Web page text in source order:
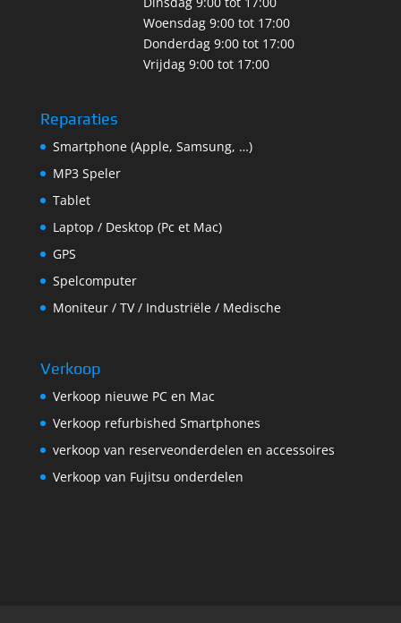
Woensdag 9:00 tot 17:00
Donderdag 9:00 tot 17:00
Vrijdag 9:00 tot 17:00
Reparaties
Smartphone (Apple, Samsung, …)
MP3 Speler
Tablet
Laptop / Desktop (Pc et Mac)
GPS
Spelcomputer
Moniteur / TV / Industriële / Medische
Verkoop
Verkoop nieuwe PC en Mac
Verkoop refurbished Smartphones
verkoop van reserveonderdelen en accessoires
Verkoop van Fujitsu onderdelen